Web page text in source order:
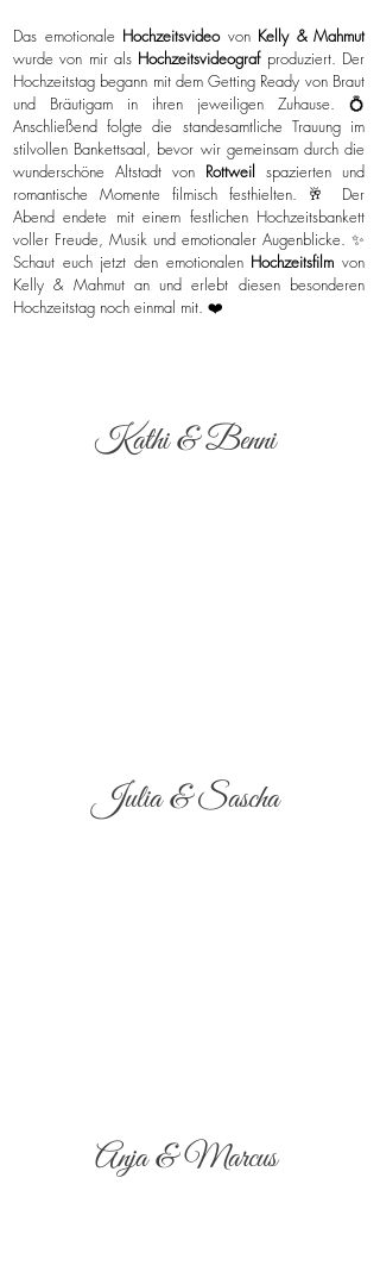
Das emotionale Hochzeitsvideovon Kelly & Mahmut
wurde von mir als Hochzeitsvideograf produziert. Der
Hochzeitstag begann mit dem Getting Ready von Braut
und Bräutigam in ihren jeweiligen Zuhause. 💍
Anschließend folgte die standesamtliche Trauung im
stilvollen Bankettsaal, bevor wir gemeinsam durch die
wunderschöne Altstadt von Rottweil spazierten und
romantische Momente filmisch festhielten. 🥂 Der
Abend endete mit einem festlichen Hochzeitsbankett
voller Freude, Musik und emotionaler Augenblicke. ✨
Schaut euch jetzt den emotionalen Hochzeitsfilmvon
Kelly & Mahmut an und erlebt diesen besonderen
Hochzeitstag noch einmal mit. ❤️
Kathi & Benni
Julia & Sascha
Anja & Marcus